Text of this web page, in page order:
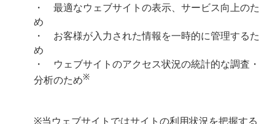
・ 最適なウェブサイトの表示、サービス向上のた
め
・ お客様が入力された情報を一時的に管理するた
め
・ ウェブサイトのアクセス状況の統計的な調査・
分析のため※
※当ウェブサイトではサイトの利用状況を把握する